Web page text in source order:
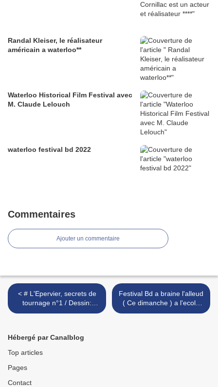
Randal Kleiser, le réalisateur
américain a waterloo**
Waterloo Historical Film Festival avec
M. Claude Lelouch
waterloo festival bd 2022
Commentaires
Ajouter un commentaire
< # L'Epervier, secrets de
tournage n°1 / Dessin:
Pellerin
Festival Bd a braine l'alleud
( Ce dimanche ) a l'ecole
des ARTS de Braine
Hébergé par Canalblog
Top articles
Pages
Contact